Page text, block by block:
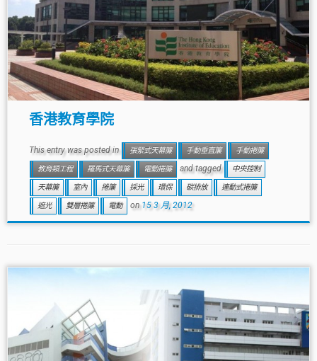
香港教育學院
This entry was posted in 張緊式天幕簾 手動垂直簾
手動捲簾
教育類工程
羅馬式天幕簾 電動捲簾 and tagged
中央控制
天幕簾
室內 捲簾 採光 環保 碳排放
連動式捲簾
遮光
雙層捲簾 電動 on15 3 月, 2012